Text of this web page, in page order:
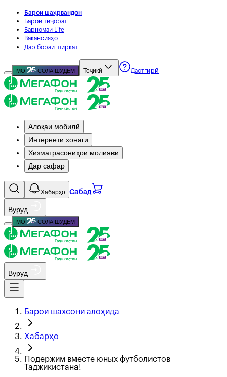
Барои шаҳрвандон
Барои тиҷорат
Барномаи Life
Вакансияҳо
Дар бораи ширкат
МО СОЛА ШУДЕМ Тоҷикӣ Дастгирӣ
Алоқаи мобилӣ
Интернети хонагӣ
Хизматрасониҳои молиявӣ
Дар сафар
Хабарҳо Сабад
Вуруд
МО СОЛА ШУДЕМ
Вуруд
Барои шахсони алоҳида
Хабарҳо
Подержим вместе юных футболистов
Таджикистана!